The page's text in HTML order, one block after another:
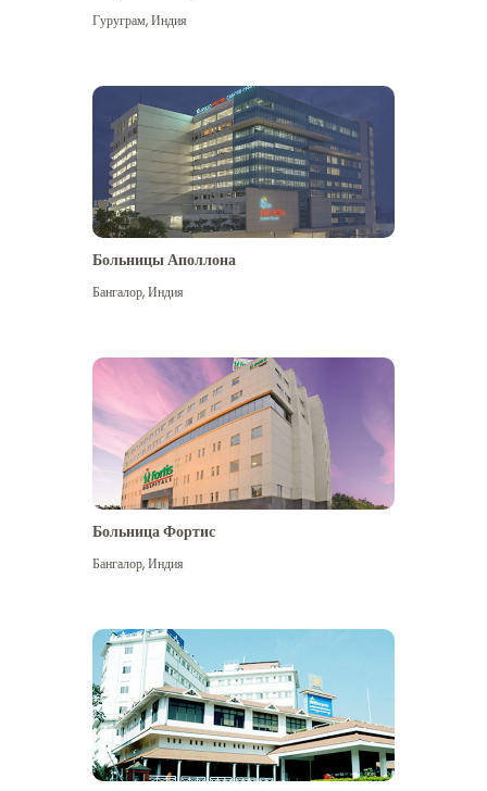
Посмотреть больше
Гуруграм,Индия
Больницы Аполлона
Бангалор,Индия
Больница Фортис
Бангалор,Индия